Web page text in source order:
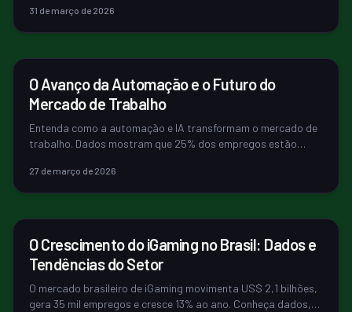
20
10
31 de março de 2026
ECONOMIA
O Avanço da Automação e o Futuro do
Mercado de Trabalho
Entenda como a automação e IA transformam o mercado de
trabalho. Dados mostram que 25% dos empregos estão
27 de março de 2026
ECONOMIA
O Crescimento do iGaming no Brasil: Dados e
Tendências do Setor
O mercado brasileiro de iGaming movimenta US$ 2,1 bilhões,
gera 35 mil empregos e cresce 13% ao ano. Conheça dados,